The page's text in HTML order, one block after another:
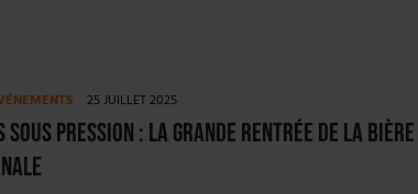
DE L’ÉTÉ
LE MARCHÉ [ÉTUDE]
ANS, PIONNIÈRE EN ILLE-ET-VILAINE
PAR LES NO/LOW [ÉTUDE]
25 JUILLET 2025
Sous Pression : la grande rentrée de la bière